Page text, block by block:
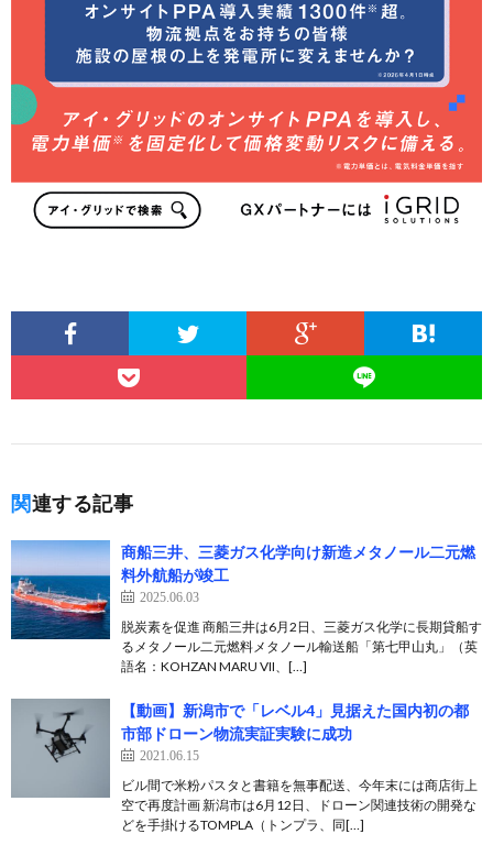
関連する記事
商船三井、三菱ガス化学向け新造メタノール二元燃
料外航船が竣工
2025.06.03
脱炭素を促進 商船三井は6月2日、三菱ガス化学に長期貸船す
るメタノール二元燃料メタノール輸送船「第七甲山丸」（英
語名：KOHZAN MARU VII、[…]
【動画】新潟市で「レベル4」見据えた国内初の都
市部ドローン物流実証実験に成功
2021.06.15
ビル間で米粉パスタと書籍を無事配送、今年末には商店街上
空で再度計画 新潟市は6月12日、ドローン関連技術の開発な
どを手掛けるTOMPLA（トンプラ、同[…]